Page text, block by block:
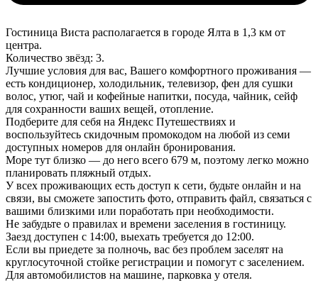
Гостиница Виста располагается в городе Ялта в 1,3 км от
центра.
Количество звёзд: 3.
Лучшие условия для вас, Вашего комфортного проживания —
есть кондиционер, холодильник, телевизор, фен для сушки
волос, утюг, чай и кофейные напитки, посуда, чайник, сейф
для сохранности ваших вещей, отопление.
Подберите для себя на Яндекс Путешествиях и
воспользуйтесь скидочным промокодом на любой из семи
доступных номеров для онлайн бронирования.
Море тут близко — до него всего 679 м, поэтому легко можно
планировать пляжный отдых.
У всех проживающих есть доступ к сети, будьте онлайн и на
связи, вы сможете запостить фото, отправить файл, связаться с
вашими близкими или поработать при необходимости.
Не забудьте о правилах и времени заселения в гостиницу.
Заезд доступен с 14:00, выехать требуется до 12:00.
Если вы приедете за полночь, вас без проблем заселят на
круглосуточной стойке регистрации и помогут с заселением.
Для автомобилистов на машине, парковка у отеля.